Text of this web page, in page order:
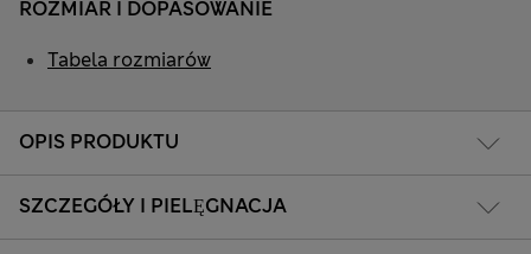
OPIS PRODUKTU
SZCZEGÓŁY I PIELĘGNACJA
ROZMIAR I DOPASOWANIE
Tabela rozmiarów